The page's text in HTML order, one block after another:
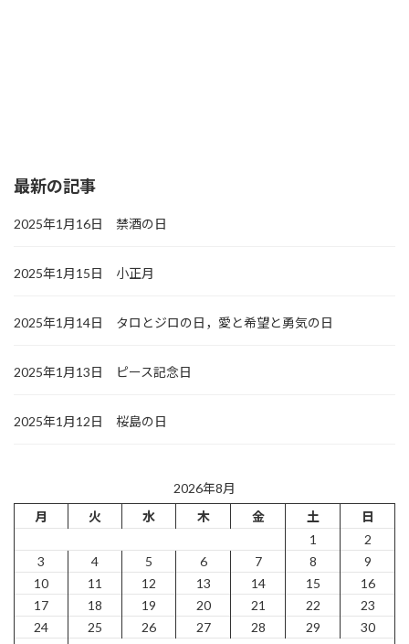
最新の記事
2025年1月16日 禁酒の日
2025年1月15日 小正月
2025年1月14日 タロとジロの日，愛と希望と勇気の日
2025年1月13日 ピース記念日
2025年1月12日 桜島の日
2026年8月
月
火 水 木 金 土
日
1
2
3
4 5 6 7 8
9
10
11 12 13 14 15
16
17
18 19 20 21 22
23
24
25 26 27 28 29
30